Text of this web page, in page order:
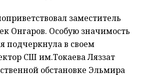
заместитель
Онгаров. Особую значимость
подчеркнула в своем
СШ им.Токаева Ляззат
обстановке Эльмира